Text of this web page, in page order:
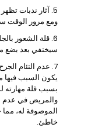
آثار ندبات
ومع مرور الوقت
قلة الشعور
سيختفي بعد بضع
عدم التئام
يكون السبب
بسبب قلة مهارته
والمريض في عدم
الموصوفة له،
خاطئ.